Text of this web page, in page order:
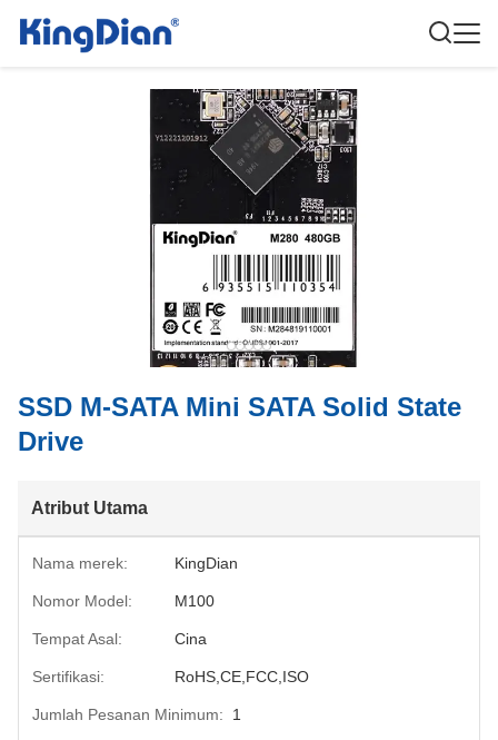
SSD M-SATA Mini SATA Solid State
Drive
Atribut Utama
Nama merek: KingDian
Nomor Model: M100
Tempat Asal: Cina
Sertifikasi: RoHS,CE,FCC,ISO
Jumlah Pesanan Minimum: 1